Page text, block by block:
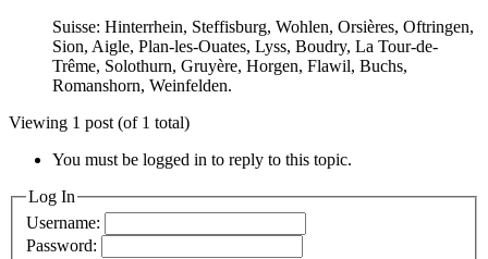
Suisse: Hinterrhein, Steffisburg, Wohlen, Orsières, Oftringen,
Sion, Aigle, Plan-les-Ouates, Lyss, Boudry, La Tour-de-
Trême, Solothurn, Gruyère, Horgen, Flawil, Buchs,
Romanshorn, Weinfelden.
Viewing 1 post (of 1 total)
You must be logged in to reply to this topic.
Log In
Username:
Password: